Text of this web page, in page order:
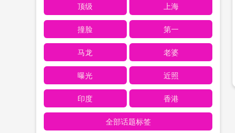
顶级 上海
撞脸 第一
马龙 老婆
曝光 近照
印度 香港
全部话题标签